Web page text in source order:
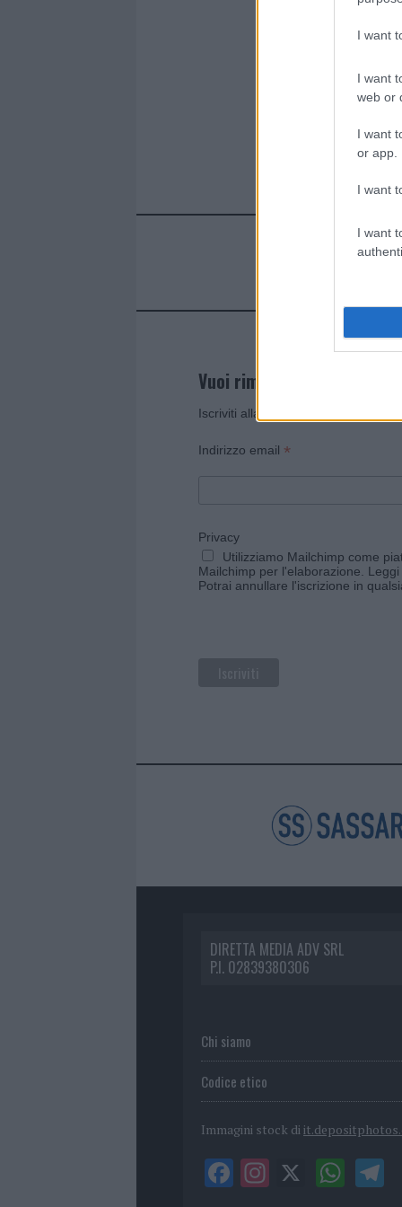
I want
I want
web or
I want
or app.
I want
I want
Vuoi rimanere sempre
Iscriviti alla newsletter di Gallura
Indirizzo email *
Privacy
Utilizziamo Mailchimp come
Mailchimp per l'elaborazione.
Potrai annullare l'iscrizione in
DIRETTA MEDIA ADV SRL
P.I. 02839380306
Chi siamo
Codice etico
Immagini stock di